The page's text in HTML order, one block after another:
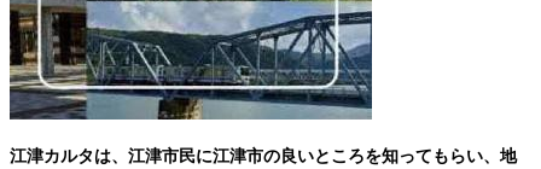
江津カルタは、江津市民に江津市の良いところを知ってもらい、地